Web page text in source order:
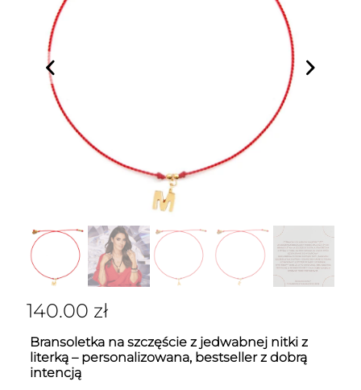
140.00 zł
Bransoletka na szczęście z jedwabnej nitki z
literką – personalizowana, bestseller z dobrą
intencją